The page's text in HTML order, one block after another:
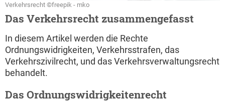
Verkehrsrecht ©freepik - mko
Das Verkehrsrecht zusammengefasst
In diesem Artikel werden die Rechte
Ordnungswidrigkeiten, Verkehrsstrafen, das
Verkehrszivilrecht, und das Verkehrsverwaltungsrecht
behandelt.
Das Ordnungswidrigkeitenrecht